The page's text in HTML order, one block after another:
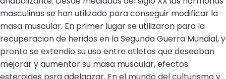
masculinas se han utilizado para conseguir modificar la
masa muscular. En primer lugar se utilizaron para la
recuperacion de heridos en la Segunda Guerra Mundial, y
pronto se extendio su uso entre atletas que deseaban
mejorar y aumentar su masa muscular, efectos